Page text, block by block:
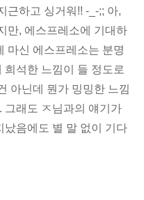
근하고 싱거워!! -_-;; 아,
만, 에스프레소에 기대하
마신 에스프레소는 분명
석한 느낌이 들 정도로
아닌데 뭔가 밍밍한 느낌
그래도 ㅈ님과의 얘기가
났음에도 별 말 없이 기다